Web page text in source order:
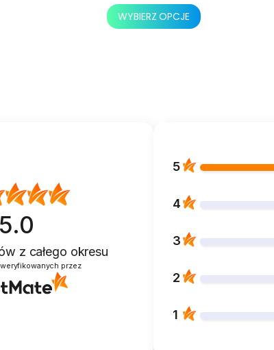
WYBIERZ OPCJE
Ten
stronie
5.0
z całego okresu
przez
5
4
3
2
1